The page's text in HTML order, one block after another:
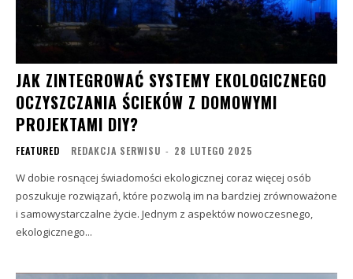
JAK ZINTEGROWAĆ SYSTEMY EKOLOGICZNEGO
OCZYSZCZANIA ŚCIEKÓW Z DOMOWYMI
PROJEKTAMI DIY?
FEATURED REDAKCJA SERWISU - 28 LUTEGO 2025
W dobie rosnącej świadomości ekologicznej coraz więcej osób
poszukuje rozwiązań, które pozwolą im na bardziej zrównoważone
i samowystarczalne życie. Jednym z aspektów nowoczesnego,
ekologicznego...